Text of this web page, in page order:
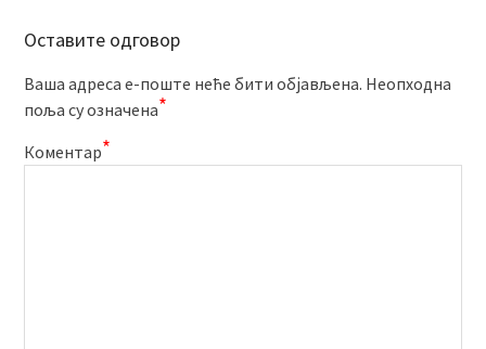
Оставите одговор
Ваша адреса е-поште неће бити објављена. Неопходна
поља су означена*
Коментар*